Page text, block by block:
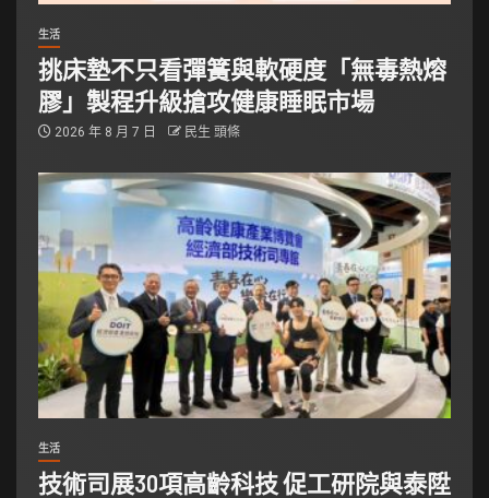
生活
挑床墊不只看彈簧與軟硬度「無毒熱熔
膠」製程升級搶攻健康睡眠市場
2026 年 8 月 7 日 民生 頭條
生活
技術司展30項高齡科技 促工研院與泰陞